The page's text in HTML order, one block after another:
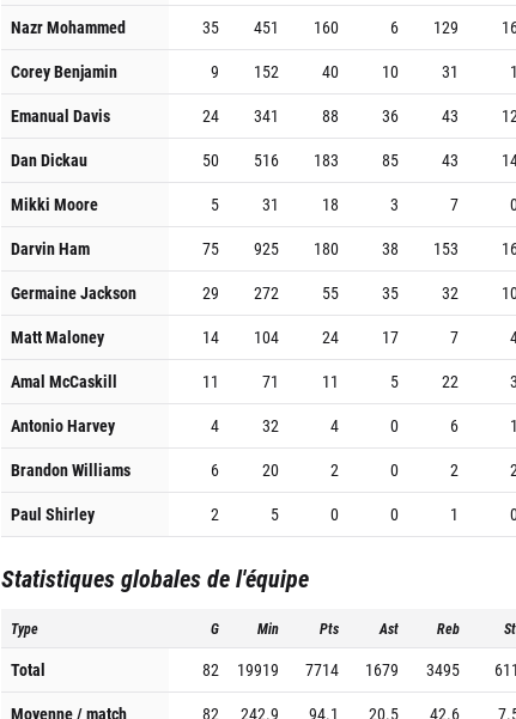
Nazr Mohammed
35 451 160 6 129
Corey Benjamin
9 152 40 10 31 1
Emanual Davis
24 341 88 36 43
Dan Dickau
50 516 183 85 43
Mikki Moore
5 31 18 3 7
Darvin Ham
75 925 180 38 153
Germaine Jackson
29 272 55 35 32
Matt Maloney
14 104 24 17 7
Amal McCaskill
11 71 11 5 22 3
Antonio Harvey
4 32 4 0 6 1
Brandon Williams
6 20 2 0 2
Paul Shirley
2 5 0 0 1
Statistiques globales de l'équipe
Type G Min Pts Ast Reb
Total 82 19919 7714 1679 3495 611
Moyenne / match
82 242.9 94.1 20.5 42.6